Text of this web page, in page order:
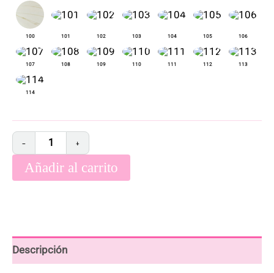
− +
Añadir al carrito
Descripción